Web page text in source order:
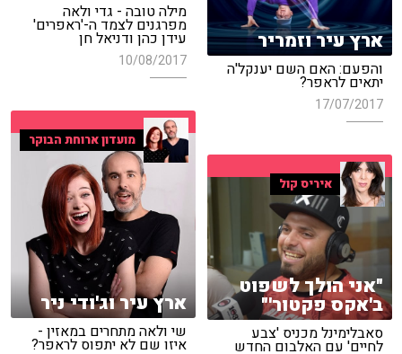
מילה טובה - גדי ולאה
מפרגנים לצמד ה-'ראפרים'
עידן כהן ודניאל חן
10/08/2017
ארץ עיר וזמריר
והפעם: האם השם יענקל'ה
יתאים לראפר?
17/07/2017
מועדון ארוחת הבוקר
ארץ עיר וג'ודי ניר
שי ולאה מתחרים במאזין -
איזו שם לא יתפוס לראפר?
איריס קול
"אני הולך לשפוט
ב'אקס פקטור'"
סאבלימינל מכניס 'צבע
לחיים' עם האלבום החדש